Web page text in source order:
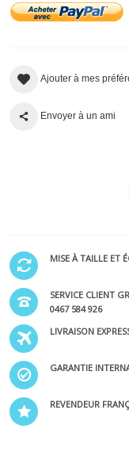
Ajouter à mes
Envoyer à un ami
MISE À TAILLE ET
SERVICE CLIENT
0467 584 926
LIVRAISON
GARANTIE
REVENDEUR